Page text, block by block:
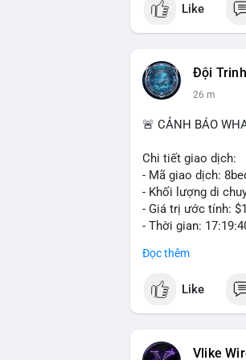
#vlikevn #titanbot
📰 Nguồn:
Like
Đội
26 m
🚨 CẢNH BÁO
Chi tiết giao dịch:
- Mã giao dịch:
- Khối lượng di
- Giá trị ước tính:
- Thời gian:
Nhận định phân tích:
lớn đang vận
sàn giao dịch phi
đặc biệt khi BTC
Đọc thêm
Like
Vlike